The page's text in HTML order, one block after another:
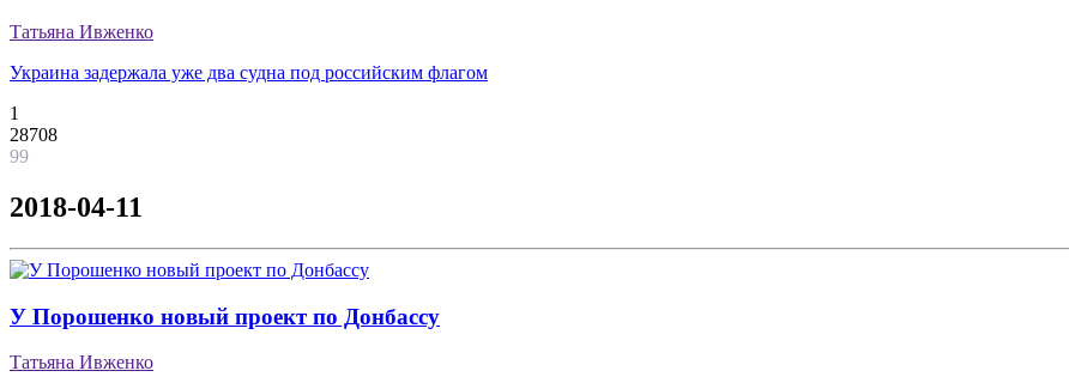
Татьяна Ивженко
Украина задержала уже два судна под российским флагом
1
28708
99
2018-04-11
У Порошенко новый проект по Донбассу
Татьяна Ивженко